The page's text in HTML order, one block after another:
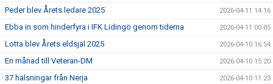
Peder blev Årets ledare 2025 2026-04-11 14:16
Ebba in som hinderfyra i IFK Lidingö genom tiderna 2026-04-11 00:05
Lotta blev Årets eldsjäl 2025 2026-04-10 16:54
En månad till Veteran-DM 2026-04-10 15:20
37 hälsningar från Nerja 2026-04-10 11:23